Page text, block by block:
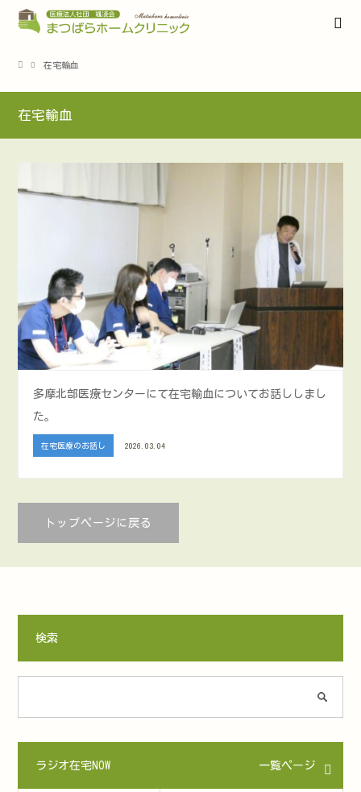
在宅輸血
在宅輸血
多摩北部医療センターにて在宅輸血についてお話ししまし
た。
在宅医療のお話し 2026.03.04
トップページに戻る
検索
ラジオ在宅NOW 一覧ページ